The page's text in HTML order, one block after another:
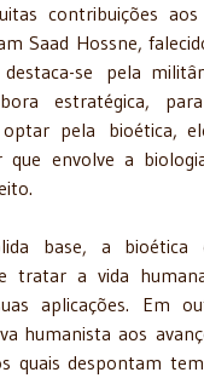
contribuições
Saad Hossne,
se pela
estratégica,
optar pela bioética,
que envolve a
base, a bioética
tratar a vida
aplicações. Em
humanista aos
quais despontam